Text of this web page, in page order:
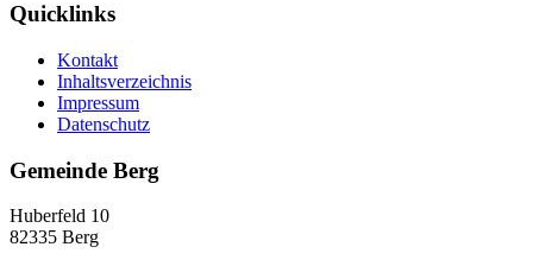
Quicklinks
Kontakt
Inhaltsverzeichnis
Impressum
Datenschutz
Gemeinde Berg
Huberfeld 10
82335 Berg